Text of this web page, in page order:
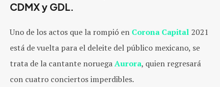
CDMX y GDL.
Uno de los actos que la rompió en Corona Capital 2021
está de vuelta para el deleite del público mexicano, se
trata de la cantante noruegaAurora, quien regresará
con cuatro conciertos imperdibles.